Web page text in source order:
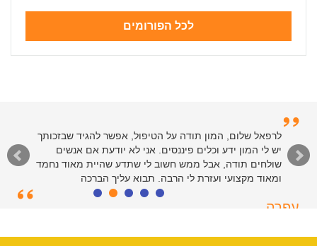
לכל הפורומים
לרפאל שלום, המון תודה על הטיפול, אפשר להגיד שבזכותך
יש לי המון ידע וכלים פיננסים. אני לא יודעת אם אנשים
שולחים תודה, אבל ממש חשוב לי שתדע שהיית מאוד נחמד
ומאוד מקצועי ועזרת לי הרבה. תבוא עליך הברכה
עפרה